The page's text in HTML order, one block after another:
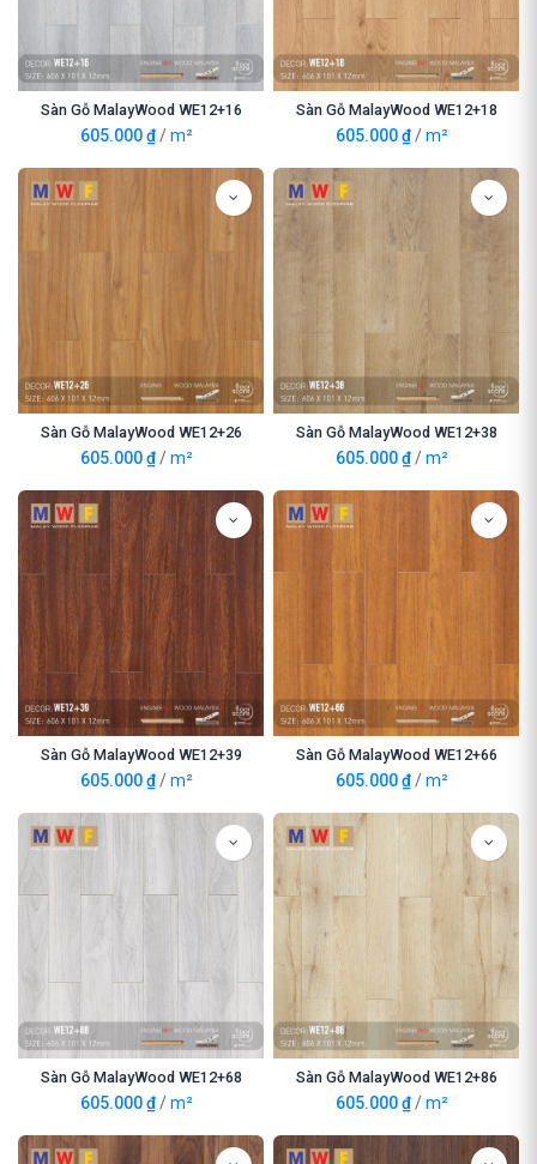
Sàn Gỗ MalayWood WE12+16
605.000₫ /m²
Sàn Gỗ MalayWood WE12+18
605.000₫ /m²
Sàn Gỗ MalayWood WE12+26
605.000₫ /m²
Sàn Gỗ MalayWood WE12+38
605.000₫ /m²
Sàn Gỗ MalayWood WE12+39
605.000₫ /m²
Sàn Gỗ MalayWood WE12+66
605.000₫ /m²
Sàn Gỗ MalayWood WE12+68
605.000₫ /m²
Sàn Gỗ MalayWood WE12+86
605.000₫ /m²